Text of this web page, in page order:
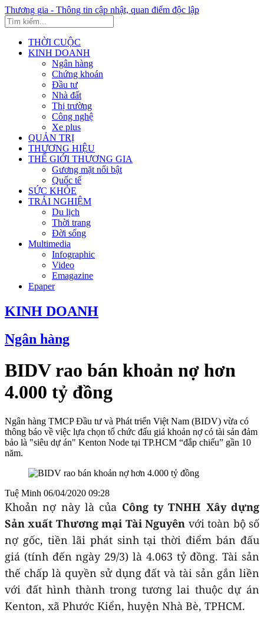
Thương gia - Thông tin cập nhật, quan điểm độc lập
THỜI CUỘC
KINH DOANH
Ngân hàng
Chứng khoán
Đầu tư
Nhà đất
Thị trường
Công nghệ
Xe plus
QUẢN TRỊ
THƯƠNG HIỆU
THẾ GIỚI THƯƠNG GIA
Gương mặt nổi bật
Quốc tế
SỨC KHỎE
TRẢI NGHIỆM
Du lịch
Thời trang
Đời sống
Multimedia
Infographic
Video
Emagazine
Epaper
KINH DOANH
Ngân hàng
BIDV rao bán khoản nợ hơn
4.000 tỷ đồng
Ngân hàng TMCP Đầu tư và Phát triển Việt Nam (BIDV) vừa có
thông báo về việc lựa chọn tổ chức đấu giá khoản nợ có tài sản đảm
bảo là "siêu dự án" Kenton Node tại TP.HCM “đắp chiếu” gần 10
năm.
Tuệ Minh 06/04/2020 09:28
Khoản nợ này là của Công ty TNHH Xây dựng
Sản xuất Thương mại Tài Nguyên với toàn bộ số
nợ gốc, tiền lãi phát sinh tại thời điểm bán đấu
giá (tính đến ngày 29/3) là 4.063 tỷ đồng. Tài sản
thế chấp là quyền sử dụng đất và tài sản gắn liền
với đất hình thành trong tương lai thuộc dự án
Kenton, xã Phước Kiển, huyện Nhà Bè, TPHCM.